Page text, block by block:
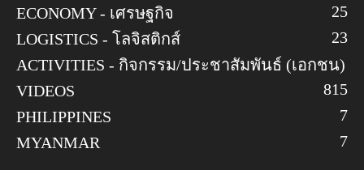
ECONOMY - เศรษฐกิจ
25
LOGISTICS - โลจิสติกส์
23
ACTIVITIES - กิจกรรม/ประชาสัมพันธ์ (เอกชน)
15
VIDEOS
8
PHILIPPINES
7
MYANMAR
7